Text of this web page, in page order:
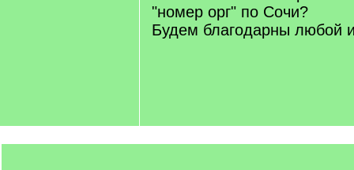
"номер орг" по Сочи?
Будем благодарны любой